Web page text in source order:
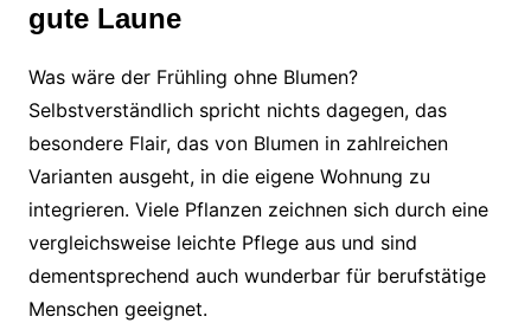
gute Laune
Was wäre der Frühling ohne Blumen?
Selbstverständlich spricht nichts dagegen, das
besondere Flair, das von Blumen in zahlreichen
Varianten ausgeht, in die eigene Wohnung zu
integrieren. Viele Pflanzen zeichnen sich durch eine
vergleichsweise leichte Pflege aus und sind
dementsprechend auch wunderbar für berufstätige
Menschen geeignet.